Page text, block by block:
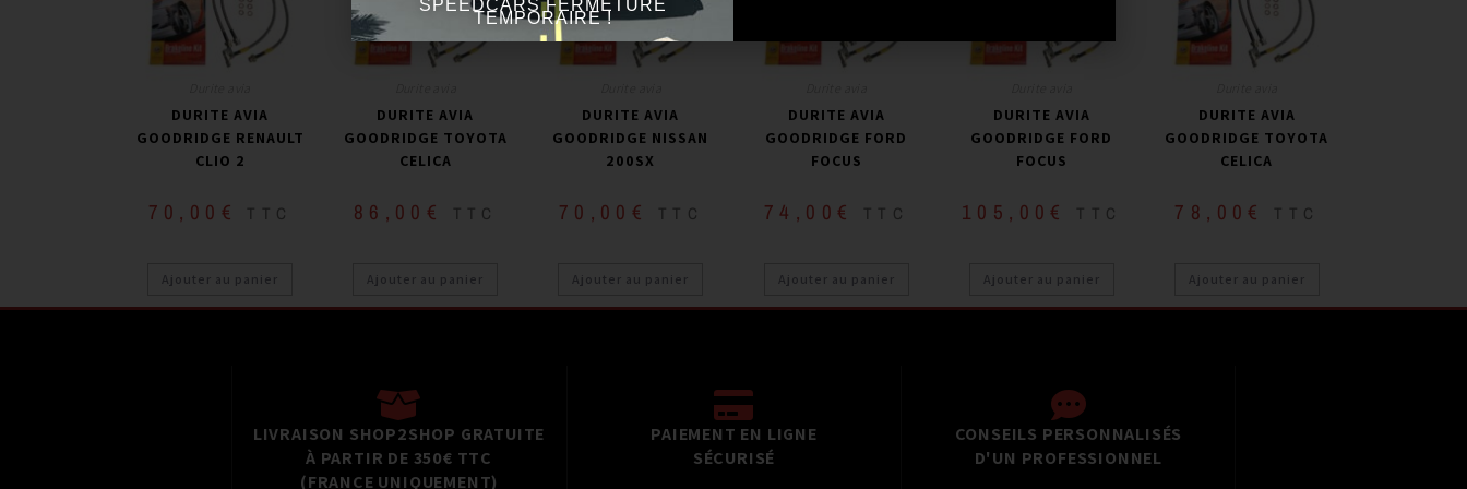
DURITE AVIA
GOODRIDGE RENAULT
CLIO 2
70,00 € TTC
Ajouter au panier
DURITE AVIA
GOODRIDGE TOYOTA
CELICA
86,00 € TTC
Ajouter au panier
DURITE AVIA
GOODRIDGE NISSAN
200SX
70,00 € TTC
Ajouter au panier
DURITE AVIA
GOODRIDGE FORD
FOCUS
74,00 € TTC
Ajouter au panier
DURITE AVIA
GOODRIDGE FORD
FOCUS
105,00 € TTC
Ajouter au panier
DURITE AVIA
GOODRIDGE TOYOTA
CELICA
78,00 € TTC
Ajouter au panier
LIVRAISON SHOP2SHOP GRATUITE
À PARTIR DE 350€ TTC
(FRANCE UNIQUEMENT)
PAIEMENT EN LIGNE
SÉCURISÉ
CONSEILS PERSONNALISÉS
D'UN PROFESSIONNEL
SPEEDCARS FERMETURE
TEMPORAIRE !